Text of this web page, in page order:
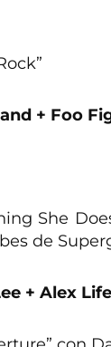
+ Foo
She
de
+ Alex